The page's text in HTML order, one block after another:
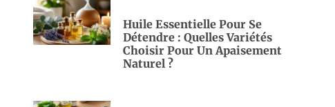
Huile Essentielle Pour Se
Détendre : Quelles Variétés
Choisir Pour Un Apaisement
Naturel ?